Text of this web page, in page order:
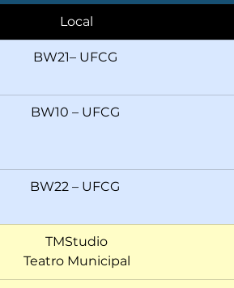
Local
BW21– UFCG
BW10 – UFCG
BW22 – UFCG
TMStudio
Teatro Municipal